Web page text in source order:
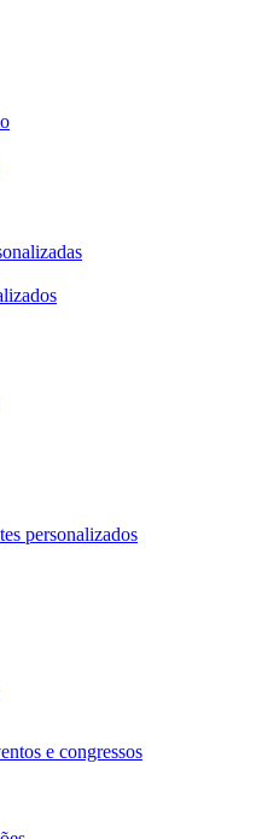
personalizados
e congressos